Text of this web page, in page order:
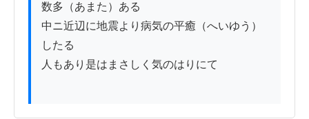
数多（あまた）ある
中ニ近辺に地震より病気の平癒（へいゆう）
したる
人もあり是はまさしく気のはりにて